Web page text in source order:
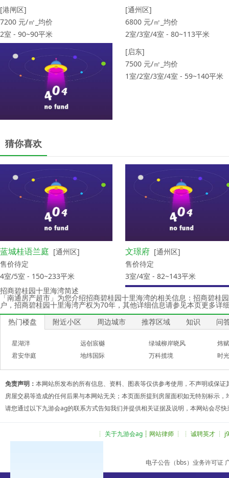
[港闸区]
7200 元/㎡_均价
2室 - 90~90平米
[通州区]
6800 元/㎡_均价
2室/3室/4室 - 80~113平米
6900元/㎡_均价
1室/2室/3室 - 56~309平米
[启东]
7500 元/㎡_均价
1室/2室/3室/4室 - 59~140平米
元/㎡_均价
3室/4室 - 96~145平米
元/㎡_均价
2室/3室 - 77~113平米
猜你喜欢
蓝城桂语兰庭 [通州区]
售价待定
4室/5室 - 150~233平米
文璟府 [通州区]
售价待定
3室/4室 - 82~143平米
道达尚瑞 [中创区]
售价待定
3室/4室 - 127~167平米
建发观云府 [崇川区]
售价待定
3室/4室 - 102~163平米
招商碧桂园十里海湾简述
「南通房产超市」为您介绍招商碧桂园十里海湾的相关信息：招商碧
户，招商碧桂园十里海湾产权为70年，其他详细信息请参见本页更多详
热门楼盘
附近小区 周边城市 推荐区域 知识 问
星湖泮 远创宸樾 绿城柳岸晓风
炜
君安华庭
地纬国际 万科揽境 时
免责声明： 本网站所发布的所有信息、资料、图表等仅供参考使用，不声明或保
房屋交易等造成的任何后果与本网站无关；本页面所提到房屋面积如无特别标示
请您通过以下九游会ag的联系方式告知我们并提供相关证据及说明，本网站会尽
┊ 关于九游会ag ┊ 网站律师 ┊ ┊ 诚聘英才 ┊
电子公告（bbs）业务许可证